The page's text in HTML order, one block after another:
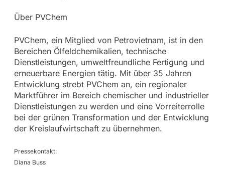
Über PVChem
PVChem, ein Mitglied von Petrovietnam, ist in den
Bereichen Ölfeldchemikalien, technische
Dienstleistungen, umweltfreundliche Fertigung und
erneuerbare Energien tätig. Mit über 35 Jahren
Entwicklung strebt PVChem an, ein regionaler
Marktführer im Bereich chemischer und industrieller
Dienstleistungen zu werden und eine Vorreiterrolle
bei der grünen Transformation und der Entwicklung
der Kreislaufwirtschaft zu übernehmen.
Pressekontakt:
Diana Buss